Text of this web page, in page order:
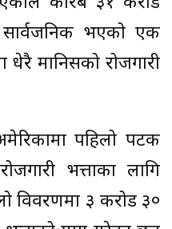
भएको एक
धेरै मानिसको रोजगारी
पहिलो पटक
भत्ताका लागि
विवरणमा ३ करोड ३०